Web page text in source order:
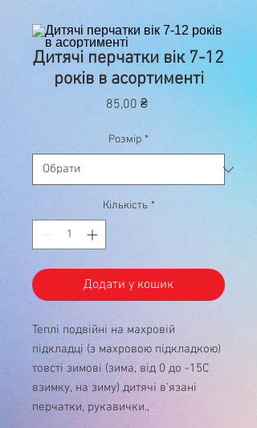
Дитячі перчатки вік 7-12
років в асортименті
85,00 ₴Ціна
Розмір *
Кількість *
Додати у кошик
Теплі подвійні на махровій
підкладці (з махровою підкладкою)
товсті зимові (зима, від 0 до -15С
взимку, на зиму) дитячі в'язані
перчатки, рукавички.,